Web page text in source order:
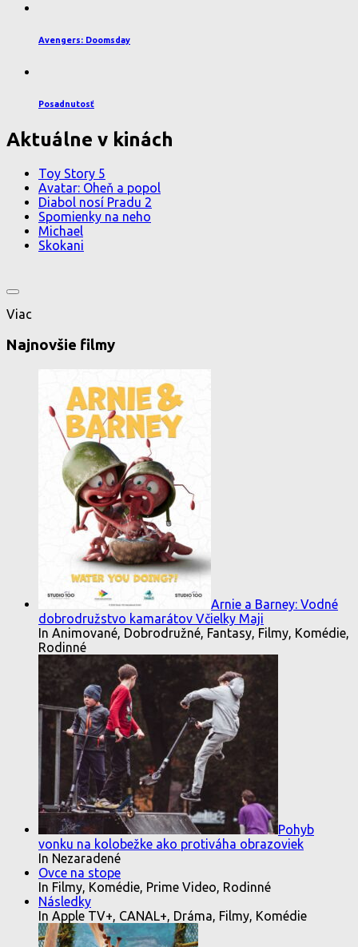
Avengers: Doomsday
Posadnutosť
Aktuálne v kinách
Toy Story 5
Avatar: Oheň a popol
Diabol nosí Pradu 2
Spomienky na neho
Michael
Skokani
Viac
Najnovšie filmy
Arnie a Barney: Vodné
dobrodružstvo kamarátov Včielky Maji
In Animované, Dobrodružné, Fantasy, Filmy, Komédie,
Rodinné
Pohyb
vonku na kolobežke ako protiváha obrazoviek
In Nezaradené
Ovce na stope
In Filmy, Komédie, Prime Video, Rodinné
Následky
In Apple TV+, CANAL+, Dráma, Filmy, Komédie